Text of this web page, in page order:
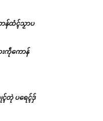
န်ထံၚ်သၟာပ
ကဵုကောန်
တုဲ ပရေၚ်ဒှ်